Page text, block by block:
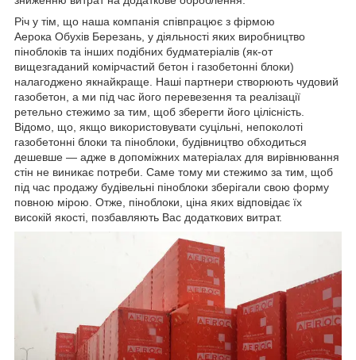
Річ у тім, що наша компанія співпрацює з фірмою
Аерока Обухів Березань, у діяльності яких виробництво
піноблоків та інших подібних будматеріалів (як-от
вищезгаданий комірчастий бетон і газобетонні блоки)
налагоджено якнайкраще. Наші партнери створюють чудовий
газобетон, а ми під час його перевезення та реалізації
ретельно стежимо за тим, щоб зберегти його цілісність.
Відомо, що, якщо використовувати суцільні, непоколоті
газобетонні блоки та піноблоки, будівництво обходиться
дешевше — адже в допоміжних матеріалах для вирівнювання
стін не виникає потреби. Саме тому ми стежимо за тим, щоб
під час продажу будівельні піноблоки зберігали свою форму
повною мірою. Отже, піноблоки, ціна яких відповідає їх
високій якості, позбавляють Вас додаткових витрат.